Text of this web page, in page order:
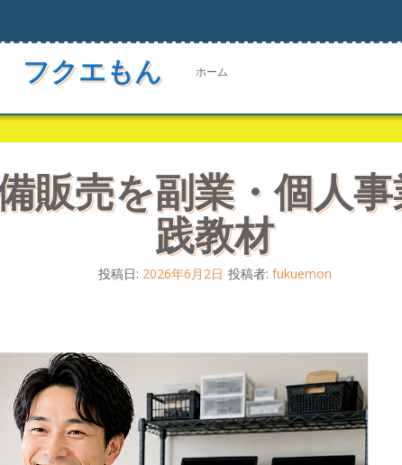
フクエもん ホーム
販売を副業・個人
践教材
投稿日: 2026年6月2日 投稿者: fukuemon